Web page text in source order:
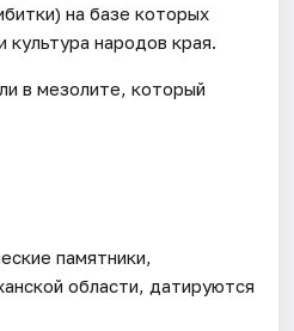
на базе которых
народов края.
в мезолите, который
памятники,
области, датируются